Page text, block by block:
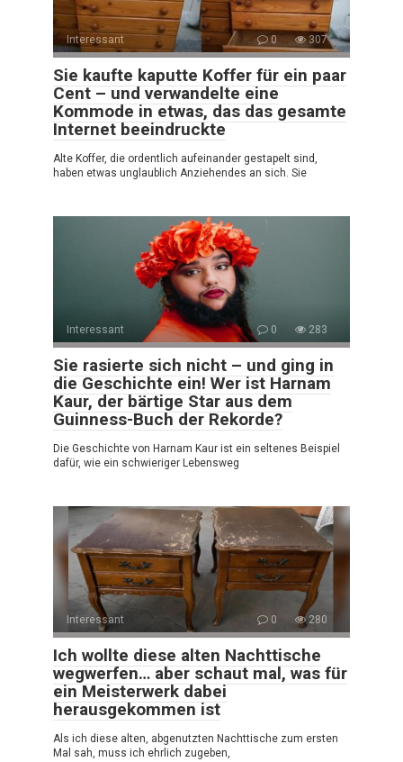
Interessant 0 307
Sie kaufte kaputte Koffer für ein paar
Cent – und verwandelte eine
Kommode in etwas, das das gesamte
Internet beeindruckte
Alte Koffer, die ordentlich aufeinander gestapelt sind,
haben etwas unglaublich Anziehendes an sich. Sie
Interessant 0 283
Sie rasierte sich nicht – und ging in
die Geschichte ein! Wer ist Harnam
Kaur, der bärtige Star aus dem
Guinness-Buch der Rekorde?
Die Geschichte von Harnam Kaur ist ein seltenes Beispiel
dafür, wie ein schwieriger Lebensweg
Interessant 0 280
Ich wollte diese alten Nachttische
wegwerfen… aber schaut mal, was für
ein Meisterwerk dabei
herausgekommen ist
Als ich diese alten, abgenutzten Nachttische zum ersten
Mal sah, muss ich ehrlich zugeben,